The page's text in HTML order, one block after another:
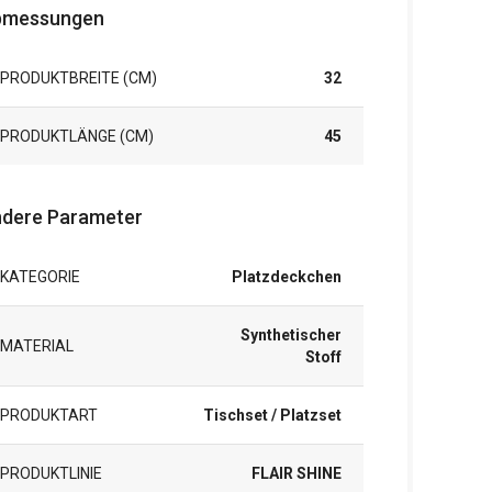
PRODUKTBREITE (CM) 32
PRODUKTLÄNGE (CM) 45
Parameter
KATEGORIE Platzdeckchen
MATERIAL
Synthetischer
Stoff
PRODUKTART Tischset / Platzset
PRODUKTLINIE FLAIR SHINE